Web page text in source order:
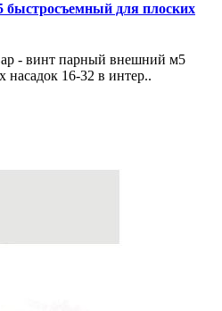
для плоских
- винт парный внешний м5
насадок 16-32 в интер..